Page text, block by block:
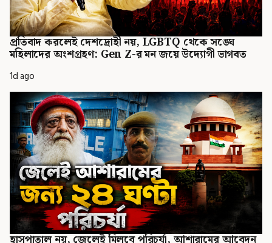
প্রতিবাদ করলেই দেশদ্রোহী নয়, LGBTQ থেকে সঙ্ঘে
মহিলাদের অংশগ্রহণ: Gen Z-র মন জয়ে উদ্যোগী ভাগবত
1d ago